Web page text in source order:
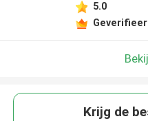
5.0
Krijg de